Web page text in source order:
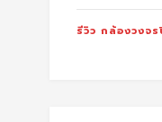
รีวิว กล้องวงจร